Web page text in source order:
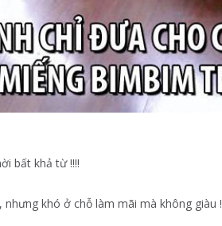
bất khả từ !!!!
nhưng khó ở chỗ làm mãi mà không giàu !